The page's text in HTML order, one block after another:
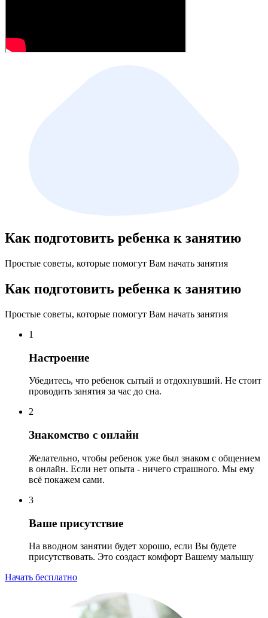
Как подготовить ребенка к занятию
Простые советы, которые помогут Вам начать занятия
Как подготовить ребенка к занятию
Простые советы, которые помогут Вам начать занятия
1
Настроение
Убедитесь, что ребенок сытый и отдохнувший. Не стоит
проводить занятия за час до сна.
2
Знакомство с онлайн
Желательно, чтобы ребенок уже был знаком с общением
в онлайн. Если нет опыта - ничего страшного. Мы ему
всё покажем сами.
3
Ваше присутствие
На вводном занятии будет хорошо, если Вы будете
присутствовать. Это создаст комфорт Вашему малышу
Начать бесплатно